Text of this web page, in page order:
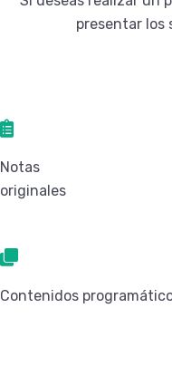
presentar los
Notas
originales
Contenidos